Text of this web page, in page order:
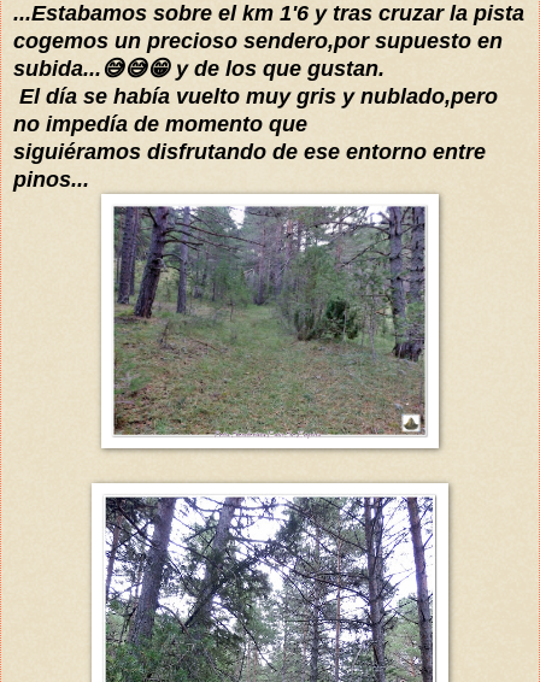
...Estabamos sobre el km 1'6 y tras cruzar la pista
cogemos un precioso sendero,por supuesto en
subida...😅😅😁 y de los que gustan.
El día se había vuelto muy gris y nublado,pero
no impedía de momento que
siguiéramos disfrutando de ese entorno entre
pinos...